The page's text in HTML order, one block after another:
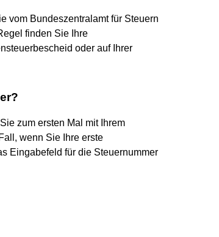
vom Bundeszentralamt für Steuern
finden Sie Ihre
oder auf Ihrer
zum ersten Mal mit Ihrem
wenn Sie Ihre erste
Eingabefeld für die Steuernummer